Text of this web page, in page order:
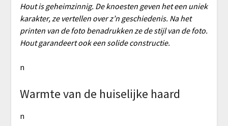
Hout is geheimzinnig. De knoesten geven het een uniek
karakter, ze vertellen over z’n geschiedenis. Na het
printen van de foto benadrukken ze de stijl van de foto.
Hout garandeert ook een solide constructie.
n
Warmte van de huiselijke haard
n